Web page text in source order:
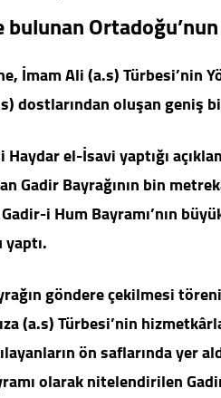
İmam Ali (a.s) Türbesi’nin
dostlarından oluşan geniş
el-İsavi yaptığı
Gadir Bayrağının bin
i Hum Bayramı’nın
göndere çekilmesi
(a.s) Türbesi’nin
ön saflarında
olarak nitelendirilen